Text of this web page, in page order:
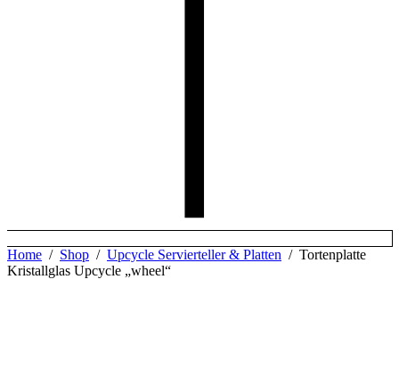
Home / Shop / Upcycle Servierteller & Platten / Tortenplatte
Kristallglas Upcycle „wheel“